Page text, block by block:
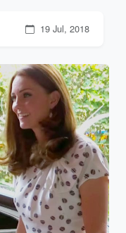
19 Jul, 2018